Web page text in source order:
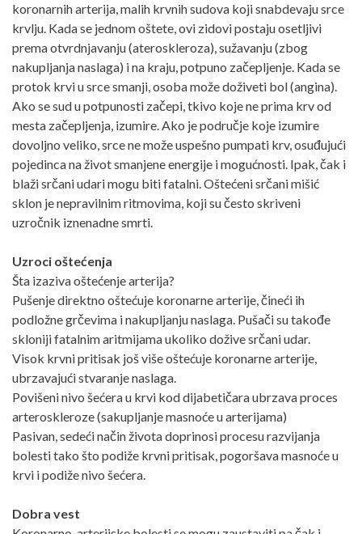
koronarnih arterija, malih krvnih sudova koji snabdevaju srce
krvlju. Kada se jednom oštete, ovi zidovi postaju osetljivi
prema otvrdnjavanju (ateroskleroza), sužavanju (zbog
nakupljanja naslaga) i na kraju, potpuno začepljenje. Kada se
protok krvi u srce smanji, osoba može doživeti bol (angina).
Ako se sud u potpunosti začepi, tkivo koje ne prima krv od
mesta začepljenja, izumire. Ako je područje koje izumire
dovoljno veliko, srce ne može uspešno pumpati krv, osuđujući
pojedinca na život smanjene energije i mogućnosti. Ipak, čak i
blaži srčani udari mogu biti fatalni. Oštećeni srčani mišić
sklon je nepravilnim ritmovima, koji su često skriveni
uzročnik iznenadne smrti.
Uzroci oštećenja
Šta izaziva oštećenje arterija?
Pušenje direktno oštećuje koronarne arterije, čineći ih
podložne grčevima i nakupljanju naslaga. Pušači su takođe
skloniji fatalnim aritmijama ukoliko dožive srčani udar.
Visok krvni pritisak još više oštećuje koronarne arterije,
ubrzavajući stvaranje naslaga.
Povišeni nivo šećera u krvi kod dijabetičara ubrzava proces
arteroskleroze (sakupljanje masnoće u arterijama)
Pasivan, sedeći način života doprinosi procesu razvijanja
bolesti tako što podiže krvni pritisak, pogoršava masnoće u
krvi i podiže nivo šećera.
Dobra vest